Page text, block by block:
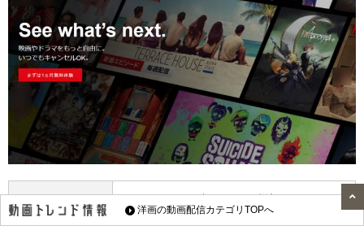
洋画の動画配信カテゴリTOPへ
料金
ベーシック：月額990円（税込）
スタンダード：月額1490円（税込）